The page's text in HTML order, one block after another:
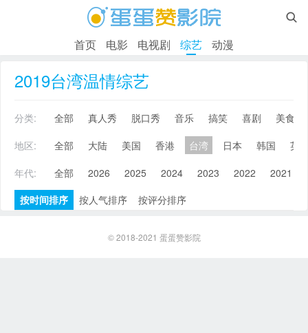

首页 电影 电视剧 综艺 动漫
2019台湾温情综艺
分类: 全部 真人秀 脱口秀 音乐 搞笑 喜剧
美食
地区:
全部 大陆 美国 香港 台湾 日本 韩国
英
年代:
全部 2026 2025 2024 2023 2022 2021
按时间排序
按人气排序 按评分排序
© 2018-2021 蛋蛋赞影院